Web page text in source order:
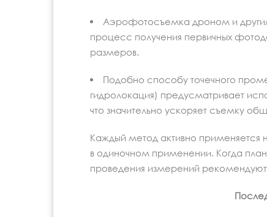
Аэрофотосъемка дроном и
процесс получения первичных
размеров.
Подобно способу точечного
гидролокация) предусматривает
что значительно ускоряет съемку
Каждый метод активно применяется
в одиночном применении. Когда
проведения измерений